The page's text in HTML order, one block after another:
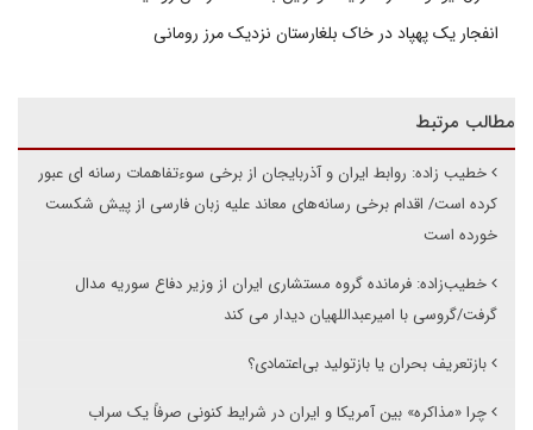
انفجار یک پهپاد در خاک بلغارستان نزدیک مرز رومانی
مطالب مرتبط
خطیب زاده: روابط ایران و آذربایجان از برخی سوءتفاهمات رسانه ای عبور
کرده است/ اقدام برخی رسانه‌های معاند علیه زبان فارسی از پیش شکست
خورده است
خطیب‌زاده: فرمانده گروه مستشاری ایران از وزیر دفاع سوریه مدال
گرفت/گروسی با امیرعبداللهیان دیدار می کند
بازتعریف بحران یا بازتولید بی‌اعتمادی؟
چرا «مذاکره» بین آمریکا و ایران در شرایط کنونی صرفاً یک سراب